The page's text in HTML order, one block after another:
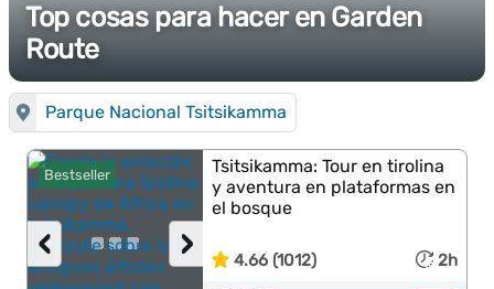
Top cosas para hacer en Garden
Route
Parque Nacional Tsitsikamma
Bestseller
›
‹
Tsitsikamma: Tour en tirolina
y aventura en plataformas en
el bosque
4.66 (1012) 2h